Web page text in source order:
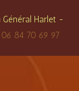
Général Harlet -
06 84 70 69 97